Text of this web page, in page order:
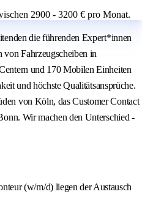
2900 - 3200 € pro Monat.
die führenden Expert*innen
von Fahrzeugscheiben in
und 170 Mobilen Einheiten
und höchste Qualitätsansprüche.
von Köln, das Customer Contact
Wir machen den Unterschied -
(w/m/d) liegen der Austausch